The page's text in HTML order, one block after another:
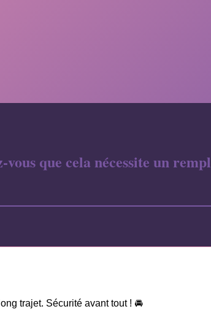
vous que cela nécessite un
trajet. Sécurité avant tout ! 🚘